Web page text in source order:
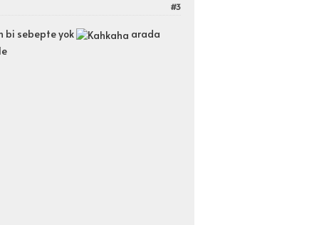
#3
bi sebepte yok
arada